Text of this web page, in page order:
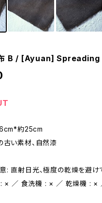
布 B / [Ayuan]
約25cm
い素材、自然漆
: 直射日光、極度の乾燥を避け
: × ／ 食洗機 : × ／ 乾燥機 : ×